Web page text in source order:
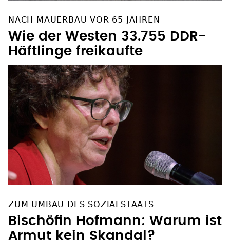
NACH MAUERBAU VOR 65 JAHREN
Wie der Westen 33.755 DDR-
Häftlinge freikaufte
ZUM UMBAU DES SOZIALSTAATS
Bischöfin Hofmann: Warum ist
Armut kein Skandal?